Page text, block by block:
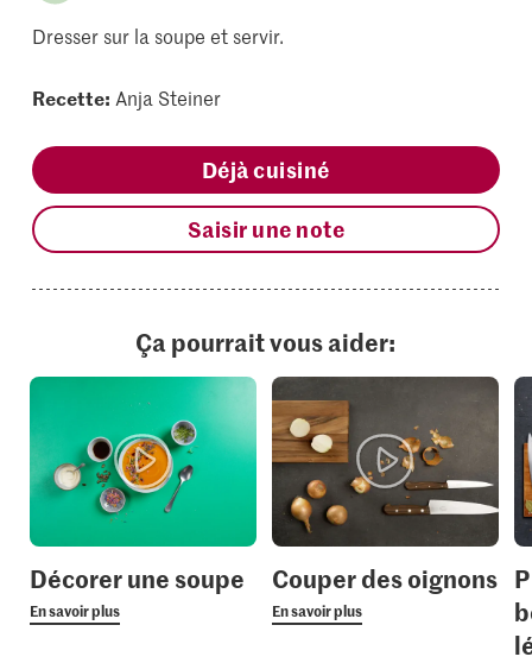
Dresser sur la soupe et servir.
Recette: Anja Steiner
Déjà cuisiné
Saisir une note
Ça pourrait vous aider:
Décorer une soupe
En savoir plus
Couper des oignons
En savoir plus